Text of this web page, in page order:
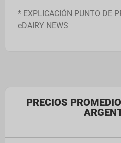
* EXPLICACIÓN PUNTO DE
eDAIRY NEWS
PRECIOS